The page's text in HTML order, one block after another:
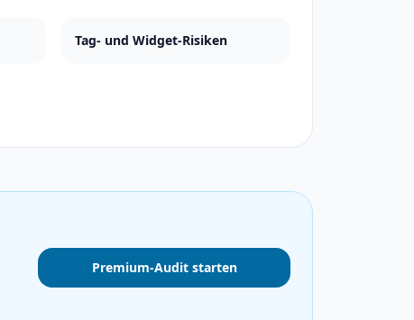
Tag- und Widget-Risiken
Premium-Audit starten